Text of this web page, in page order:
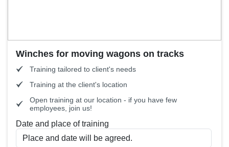
Winches for moving wagons on tracks
Training tailored to client's needs
Training at the client's location
Open training at our location - if you have few
employees, join us!
Date and place of training